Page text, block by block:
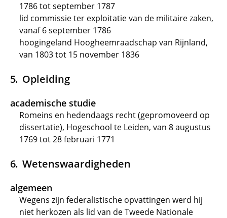
1786 tot september 1787
lid commissie ter exploitatie van de militaire zaken,
vanaf 6 september 1786
hoogingeland Hoogheemraadschap van Rijnland,
van 1803 tot 15 november 1836
Opleiding
academische studie
Romeins en hedendaags recht (gepromoveerd op
dissertatie), Hogeschool te Leiden, van 8 augustus
1769 tot 28 februari 1771
Wetenswaardigheden
algemeen
Wegens zijn federalistische opvattingen werd hij
niet herkozen als lid van de Tweede Nationale